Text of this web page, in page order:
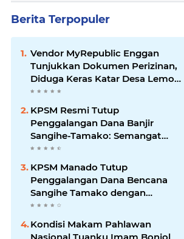
Berita Terpopuler
Vendor MyRepublic Enggan
Tunjukkan Dokumen Perizinan,
Diduga Keras Katar Desa Lemo
Disebut Handle Kordinasi
KPSM Resmi Tutup
Penggalangan Dana Banjir
Sangihe-Tamako: Semangat
Kebersamaan & Solidaritas
Tetap Terjaga
KPSM Manado Tutup
Penggalangan Dana Bencana
Sangihe Tamako dengan
Semangat Tinggi, Dihadiri
Banyak Seniman Ibu Kota
Kondisi Makam Pahlawan